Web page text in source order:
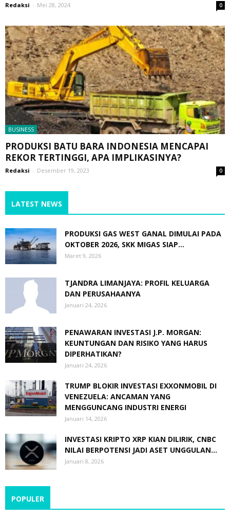
Redaksi - Mei 28, 2024 0
BUSINESS
PRODUKSI BATU BARA INDONESIA MENCAPAI
REKOR TERTINGGI, APA IMPLIKASINYA?
Redaksi - Desember 19, 2023 0
LATEST NEWS
PRODUKSI GAS WEST GANAL DIMULAI PADA
OKTOBER 2026, SKK MIGAS SIAP...
Maret 9, 2026
TJANDRA LIMANJAYA: PROFIL KELUARGA
DAN PERUSAHAANYA
Januari 24, 2026
PENAWARAN INVESTASI J.P. MORGAN:
KEUNTUNGAN DAN RISIKO YANG HARUS
DIPERHATIKAN?
Januari 24, 2026
TRUMP BLOKIR INVESTASI EXXONMOBIL DI
VENEZUELA: ANCAMAN YANG
MENGGUNCANG INDUSTRI ENERGI
Januari 14, 2026
INVESTASI KRIPTO XRP KIAN DILIRIK, CNBC
NILAI BERPOTENSI JADI ASET UNGGULAN...
Januari 8, 2026
POPULER